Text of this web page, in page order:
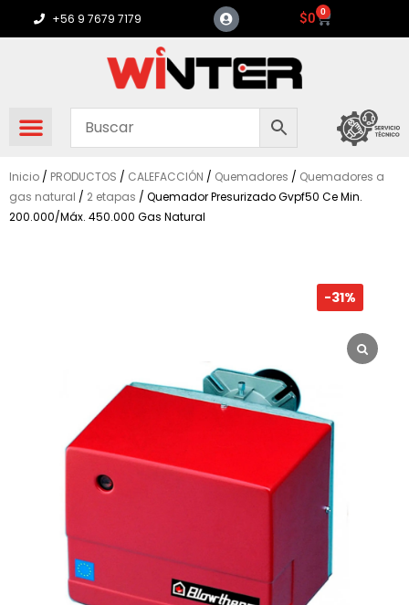
+56 9 7679 7179 $0 0
Carrito
Inicio / PRODUCTOS / CALEFACCIÓN / Quemadores / Quemadores a
gas natural / 2 etapas / Quemador Presurizado Gvpf50 Ce Min.
200.000/Máx. 450.000 Gas Natural
-31%